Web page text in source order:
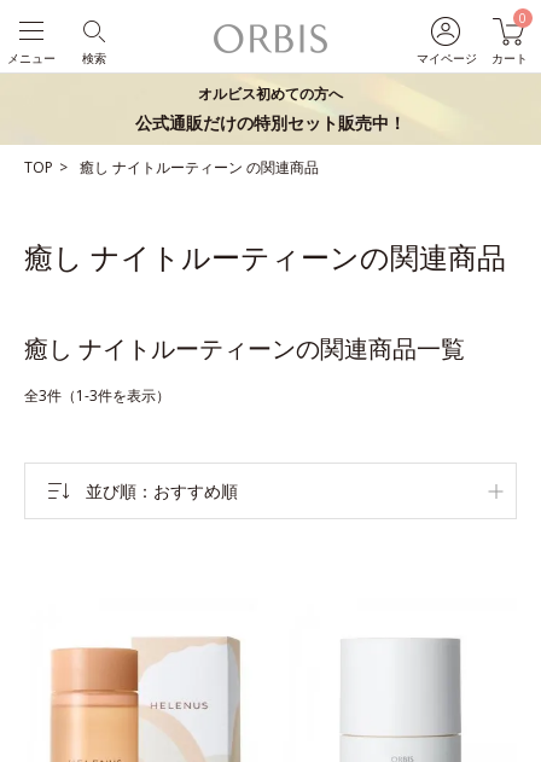
マイページ
0
カート
検索
メニュー
オルビス初めての方へ
公式通販だけの特別セット販売中！
TOP 癒し ナイトルーティーン の関連商品
癒し ナイトルーティーンの関連商品
癒し ナイトルーティーンの関連商品一覧
全3件（1-3件を表示）
並び順 おすすめ順